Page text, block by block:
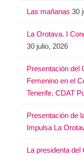
Las mañanas 30
La Orotava. I
30 julio, 2026
Presentación del
Femenino en el
Tenerife, CDAT
Presentación de
Impulsa La
La presidenta del